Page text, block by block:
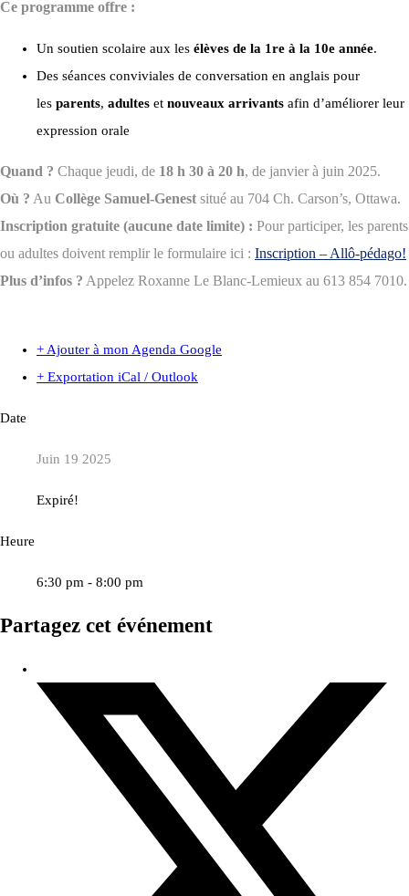
Ce programme offre :
Un soutien scolaire aux les élèves de la 1re à la 10e année.
Des séances conviviales de conversation en anglais pour
les parents, adultes et nouveaux arrivants afin d’améliorer leur
expression orale
Quand ? Chaque jeudi, de 18 h 30 à 20 h, de janvier à juin 2025.
Où ? Au Collège Samuel-Genest situé au 704 Ch. Carson’s, Ottawa.
Inscription gratuite (aucune date limite) : Pour participer, les parents
ou adultes doivent remplir le formulaire ici : Inscription – Allô-pédago!
Plus d’infos ? Appelez Roxanne Le Blanc-Lemieux au 613 854 7010.
+ Ajouter à mon Agenda Google
+ Exportation iCal / Outlook
Date
Juin 19 2025
Expiré!
Heure
6:30 pm - 8:00 pm
Partagez cet événement